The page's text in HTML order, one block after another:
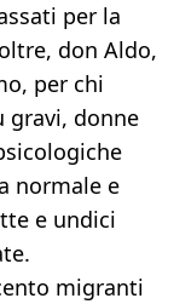
per la
don Aldo,
per chi
gravi, donne
normale e
e undici
migranti